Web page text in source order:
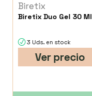
Biretix
Biretix Duo Gel 30 Ml
3 Uds. en stock
Ver precio